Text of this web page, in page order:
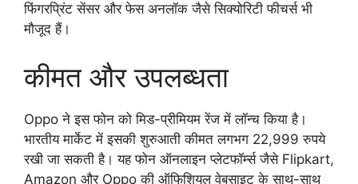
फिंगरप्रिंट सेंसर और फेस अनलॉक जैसे सिक्योरिटी फीचर्स भी
मौजूद हैं।
कीमत और उपलब्धता
Oppo ने इस फोन को मिड-प्रीमियम रेंज में लॉन्च किया है।
भारतीय मार्केट में इसकी शुरुआती कीमत लगभग 22,999 रुपये
रखी जा सकती है। यह फोन ऑनलाइन प्लेटफॉर्म्स जैसे Flipkart,
Amazon और Oppo की ऑफिशियल वेबसाइट के साथ-साथ